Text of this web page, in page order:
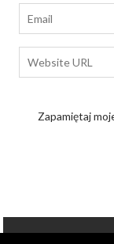
Zapamiętaj